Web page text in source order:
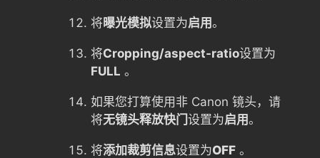
将曝光模拟设置为启用。
将Cropping/aspect-ratio设置为
FULL 。
如果您打算使用非 Canon 镜头，请
将无镜头释放快门设置为启用。
将添加裁剪信息设置为OFF 。